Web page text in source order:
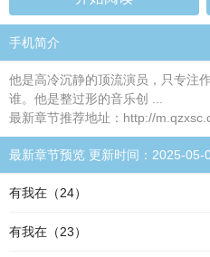
手机简介
他是高冷沉静的顶流演员，只专注
谁。他是整过形的音乐创 ...
最新章节推荐地址：http://
最新章节预览 更新时间：2025-05-
有我在（24）
有我在（23）